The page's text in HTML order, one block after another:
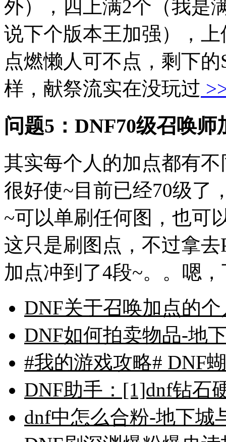
外），四上满2个（我是
说下个版本王加强），
点燃懒人可不点，剩下
样，献祭流实在没玩过
问题5：DNF70级召唤
其实每个人的加点都有
很好使~目前已经70级了
~可以单刷任何图，也可
这只是刷图点，不过拿
加点冲到了4段~。。嗯
DNF关于召唤加点的
DNF如何拍卖物品-地
#我的游戏攻略# DNF
DNF助手：[1]dnf钻石
dnf中怎么合粉-地下城